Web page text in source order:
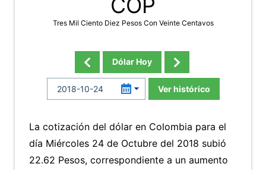
COP
Tres Mil Ciento Diez Pesos Con Veinte Centavos
Dólar Hoy
Ver histórico
La cotización del dólar en Colombia para el
día Miércoles 24 de Octubre del 2018 subió
22.62 Pesos, correspondiente a un aumento